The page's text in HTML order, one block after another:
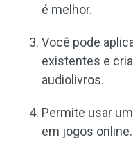
é melhor.
Você pode
existentes e
audiolivros.
Permite usar
em jogos online.